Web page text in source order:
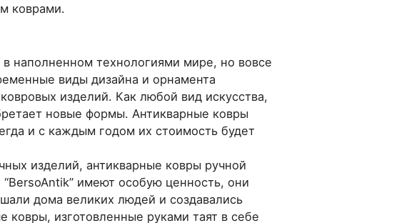
коврами.
наполненном технологиями мире, но вовсе
виды дизайна и орнамента
изделий. Как любой вид искусства,
новые формы. Антикварные ковры
и с каждым годом их стоимость будет
изделий, антикварные ковры ручной
имеют особую ценность, они
дома великих людей и создавались
изготовленные руками таят в себе